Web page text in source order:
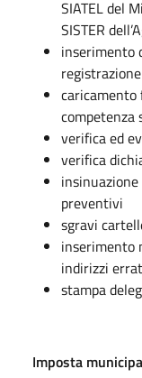
SIATEL del
SISTER
inserimento
caricamento
competenza
verifica ed
verifica
preventivi
sgravi
inserimento
indirizzi
stampa
Imposta